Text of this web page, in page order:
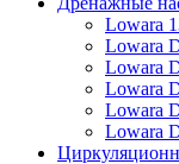
Lowara
Lowara
Lowara
Lowara
Lowara
Lowara